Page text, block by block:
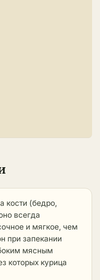
кости (бедро,
всегда
и мягкое, чем
при запекании
мясным
которых курица